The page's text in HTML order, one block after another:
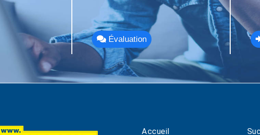
Évaluation
Accueil